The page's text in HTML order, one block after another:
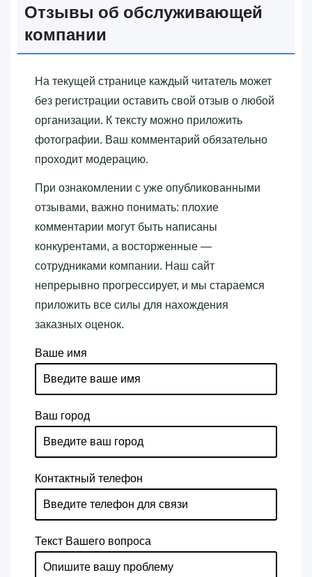
Отзывы об обслуживающей
компании
На текущей странице каждый читатель может
без регистрации оставить свой отзыв о любой
организации. К тексту можно приложить
фотографии. Ваш комментарий обязательно
проходит модерацию.
При ознакомлении с уже опубликованными
отзывами, важно понимать: плохие
комментарии могут быть написаны
конкурентами, а восторженные —
сотрудниками компании. Наш сайт
непрерывно прогрессирует, и мы стараемся
приложить все силы для нахождения
заказных оценок.
Ваше имя
Ваш город
Контактный телефон
Текст Вашего вопроса